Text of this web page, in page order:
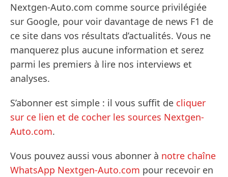
Nextgen-Auto.com comme source privilégiée
sur Google, pour voir davantage de news F1 de
ce site dans vos résultats d’actualités. Vous ne
manquerez plus aucune information et serez
parmi les premiers à lire nos interviews et
analyses.
S’abonner est simple : il vous suffit de cliquer
sur ce lien et de cocher les sources Nextgen-
Auto.com.
Vous pouvez aussi vous abonner à notre chaîne
WhatsApp Nextgen-Auto.com pour recevoir en